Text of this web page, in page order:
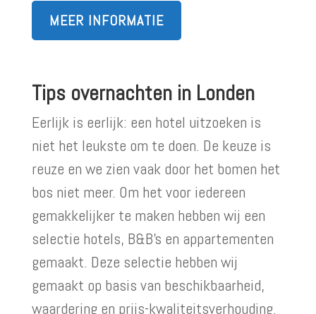
MEER INFORMATIE
Tips overnachten in Londen
Eerlijk is eerlijk: een hotel uitzoeken is
niet het leukste om te doen. De keuze is
reuze en we zien vaak door het bomen het
bos niet meer. Om het voor iedereen
gemakkelijker te maken hebben wij een
selectie hotels, B&B’s en appartementen
gemaakt. Deze selectie hebben wij
gemaakt op basis van beschikbaarheid,
waardering en prijs-kwaliteitsverhouding.